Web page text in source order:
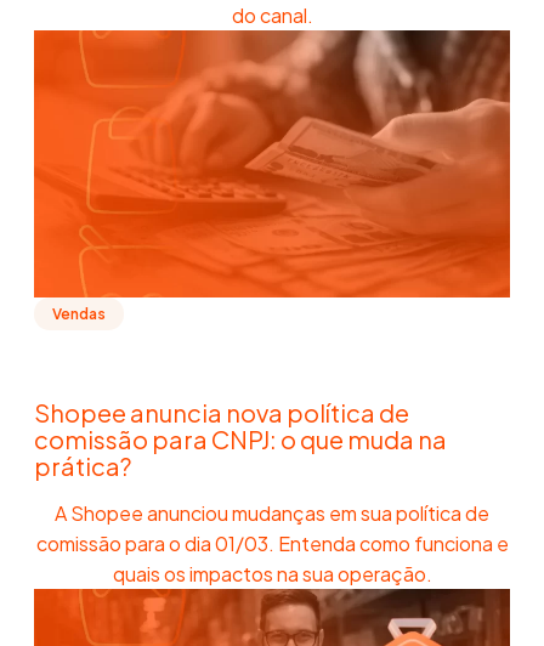
do canal.
Vendas
Shopee anuncia nova política de
comissão para CNPJ: o que muda na
prática?
A Shopee anunciou mudanças em sua política de
comissão para o dia 01/03. Entenda como funciona e
quais os impactos na sua operação.